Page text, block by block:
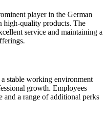
player in the German
high-quality products. The
service and maintaining a
stable working environment
growth. Employees
a range of additional perks